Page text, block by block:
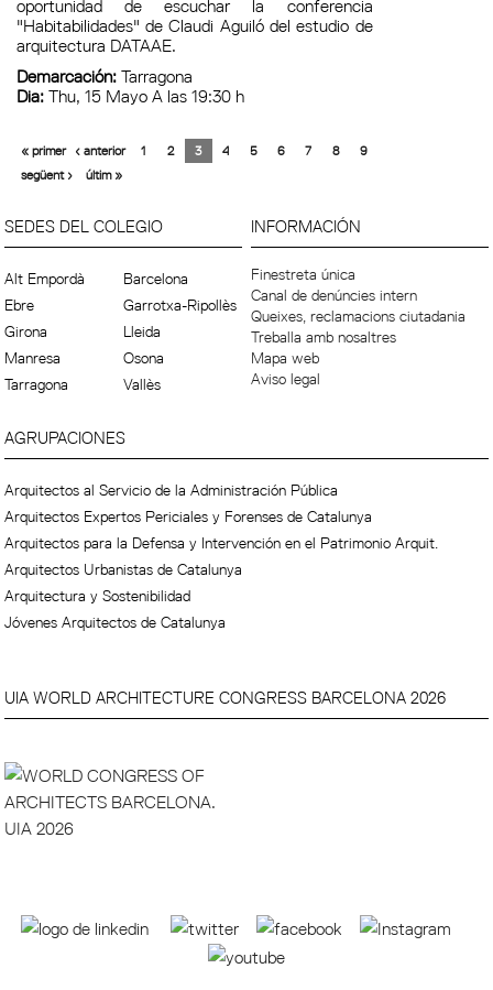
oportunidad de escuchar la conferencia
"Habitabilidades" de Claudi Aguiló del estudio de
arquitectura DATAAE.
Demarcación:Tarragona
Dia:Thu, 15 Mayo A las 19:30 h
« primer ‹ anterior 1 2 3 4 5 6 7 8
9
següent ›
últim »
SEDES DEL COLEGIO
Alt Empordà
Barcelona
Ebre
Garrotxa-Ripollès
Girona
Lleida
Manresa
Osona
Tarragona
Vallès
INFORMACIÓN
Finestreta única
Canal de denúncies intern
Queixes, reclamacions ciutadania
Treballa amb nosaltres
Mapa web
Aviso legal
AGRUPACIONES
Arquitectos al Servicio de la Administración Pública
Arquitectos Expertos Periciales y Forenses de Catalunya
Arquitectos para la Defensa y Intervención en el Patrimonio Arquit.
Arquitectos Urbanistas de Catalunya
Arquitectura y Sostenibilidad
Jóvenes Arquitectos de Catalunya
UIA WORLD ARCHITECTURE CONGRESS BARCELONA 2026